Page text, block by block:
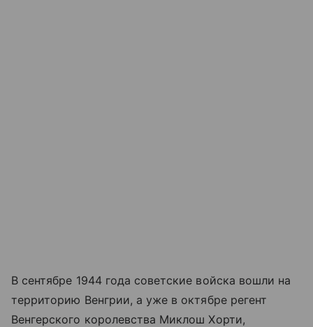
В сентябре 1944 года советские войска вошли на
территорию Венгрии, а уже в октябре регент
Венгерского королевства Миклош Хорти,